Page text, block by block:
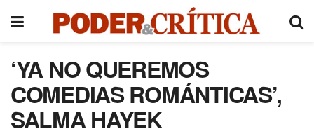
‘YA NO QUEREMOS
COMEDIAS ROMÁNTICAS’,
SALMA HAYEK